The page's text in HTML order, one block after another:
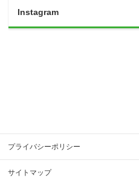
Instagram
プライバシーポリシー
サイトマップ